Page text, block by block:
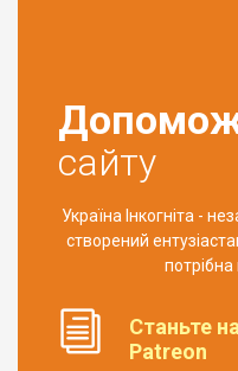
сайту
Україна Інкогніта -
створений
Станьте
Patreon